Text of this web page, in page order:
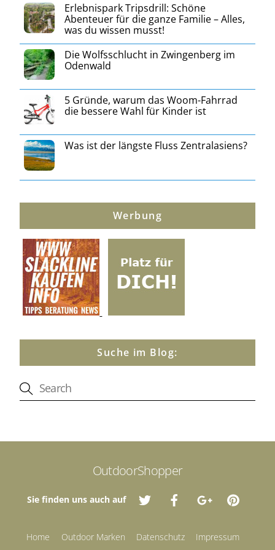
Erlebnispark Tripsdrill: Schöne
Abenteuer für die ganze Familie – Alles,
was du wissen musst!
Die Wolfsschlucht in Zwingenberg im
Odenwald
5 Gründe, warum das Woom-Fahrrad
die bessere Wahl für Kinder ist
Was ist der längste Fluss Zentralasiens?
Werbung
Suche im Blog:
OutdoorShopper
Sie finden uns auch auf
Home Outdoor Marken Datenschutz Impressum